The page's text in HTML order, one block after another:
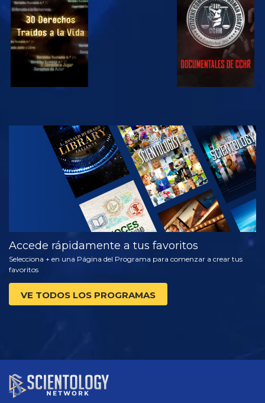
VE VE
VE
EXPLORA LAS
SERIES
Accede rápidamente a tus favoritos
Selecciona + en una Página del Programa para comenzar a crear tus
favoritos
VE TODOS LOS PROGRAMAS